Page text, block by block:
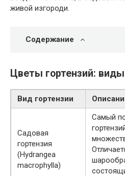
живой изгороди.
Содержание
Цветы гортензий:
Вид гортензии
Садовая
гортензия
(Hydrangea
macrophylla)
Самый